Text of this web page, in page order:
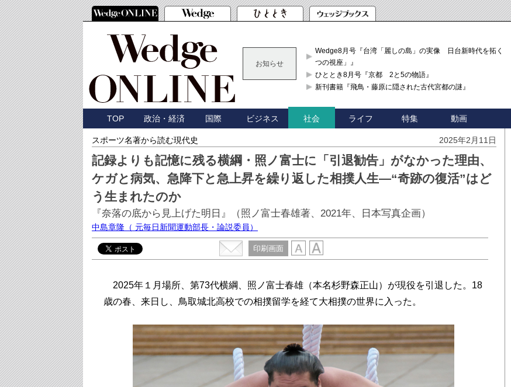
お知らせ
Wedge8月号『台湾「麗しの島」の実像 日台新時代を拓く「3
つの視座」』
ひととき8月号『京都 2と5の物語』
新刊書籍『飛鳥・藤原に隠された古代宮都の謎』
TOP 政治・経済 国際 ビジネス 社会 ライフ 特集 動画
スポーツ名著から読む現代史 2025年2月11日
記録よりも記憶に残る横綱・照ノ富士に「引退勧告」がなかった理由、
ケガと病気、急降下と急上昇を繰り返した相撲人生―“奇跡の復活”はど
う生まれたのか
『奈落の底から見上げた明日』（照ノ富士春雄著、2021年、日本写真企画）
中島章隆 （ 元毎日新聞運動部長・論説委員）
印刷画面
2025年１月場所、第73代横綱、照ノ富士春雄（本名杉野森正山）が現役を引退した。18
歳の春、来日し、鳥取城北高校での相撲留学を経て大相撲の世界に入った。